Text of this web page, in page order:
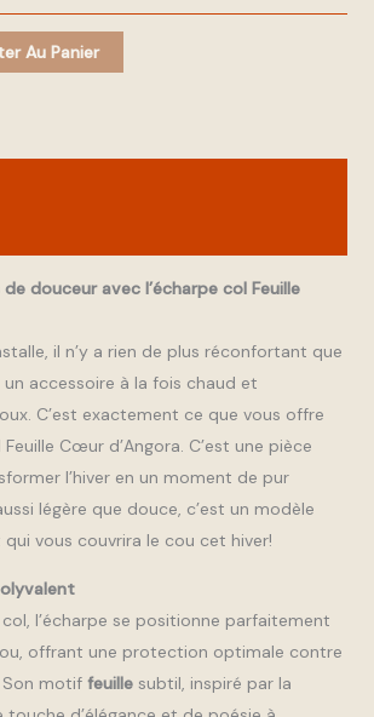
Au Panier
douceur avec l’écharpe col Feuille
il n’y a rien de plus réconfortant que
accessoire à la fois chaud et
C’est exactement ce que vous offre
Cœur d’Angora. C’est une pièce
l’hiver en un moment de pur
légère que douce, c’est un modèle
vous couvrira le cou cet hiver!
l’écharpe se positionne parfaitement
offrant une protection optimale contre
motif feuillesubtil, inspiré par la